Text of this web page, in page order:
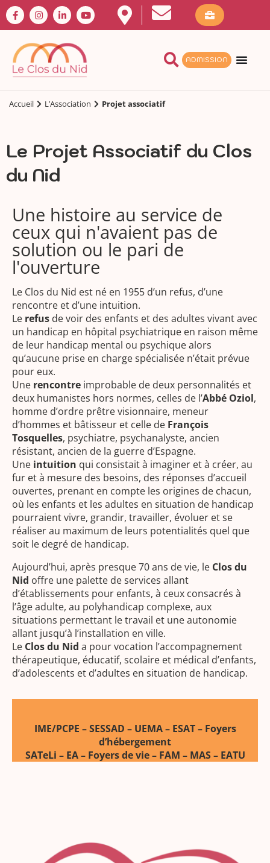
ADMISSION
Accueil L’Association Projet associatif
Le Projet Associatif du Clos
du Nid
Une histoire au service de
ceux qui n'avaient pas de
solution ou le pari de
l'ouverture
Le Clos du Nid est né en 1955 d’un refus, d’une
rencontre et d’une intuition.
Le refus de voir des enfants et des adultes vivant avec
un handicap en hôpital psychiatrique en raison même
de leur handicap mental ou psychique alors
qu’aucune prise en charge spécialisée n’était prévue
pour eux.
Une rencontre improbable de deux personnalités et
deux humanistes hors normes, celles de l’Abbé Oziol,
homme d’ordre prêtre visionnaire, meneur
d’hommes et bâtisseur et celle de François
Tosquelles, psychiatre, psychanalyste, ancien
résistant, ancien de la guerre d’Espagne.
Une intuition qui consistait à imaginer et à créer, au
fur et à mesure des besoins, des réponses d’accueil
ouvertes, prenant en compte les origines de chacun,
où les enfants et les adultes en situation de handicap
pourraient vivre, grandir, travailler, évoluer et se
réaliser au maximum de leurs potentialités quel que
soit le degré de handicap.
Aujourd’hui, après presque 70 ans de vie, le Clos du
Nid offre une palette de services allant
d’établissements pour enfants, à ceux consacrés à
l’âge adulte, au polyhandicap complexe, aux
situations permettant le travail et une autonomie
allant jusqu’à l’installation en ville.
Le Clos du Nid a pour vocation l’accompagnement
thérapeutique, éducatif, scolaire et médical d’enfants,
d’adolescents et d’adultes en situation de handicap.
IME/PCPE – SESSAD – UEMA – ESAT – Foyers
d’hébergement
SATeLi – EA – Foyers de vie – FAM – MAS – EATU